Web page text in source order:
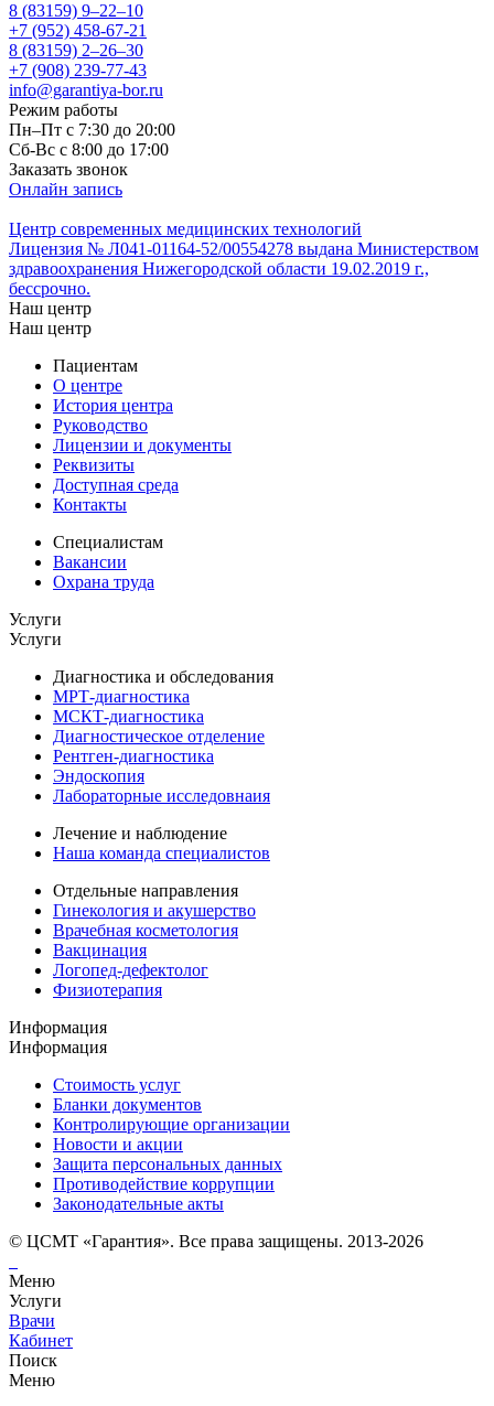
8 (83159) 9–22–10
+7 (952) 458-67-21
8 (83159) 2–26–30
+7 (908) 239-77-43
info@garantiya-bor.ru
Режим работы
Пн–Пт с 7:30 до 20:00
Cб-Вс с 8:00 до 17:00
Заказать звонок
Онлайн запись
Центр современных медицинских технологий
Лицензия № Л041-01164-52/00554278 выдана Министерством
здравоохранения Нижегородской области 19.02.2019 г.,
бессрочно.
Наш центр
Наш центр
Пациентам
О центре
История центра
Руководство
Лицензии и документы
Реквизиты
Доступная среда
Контакты
Специалистам
Вакансии
Охрана труда
Услуги
Услуги
Диагностика и обследования
МРТ-диагностика
МСКТ-диагностика
Диагностическое отделение
Рентген-диагностика
Эндоскопия
Лабораторные исследовнаия
Лечение и наблюдение
Наша команда специалистов
Отдельные направления
Гинекология и акушерство
Врачебная косметология
Вакцинация
Логопед-дефектолог
Физиотерапия
Информация
Информация
Стоимость услуг
Бланки документов
Контролирующие организации
Новости и акции
Защита персональных данных
Противодействие коррупции
Законодательные акты
© ЦСМТ «Гарантия». Все права защищены. 2013-2026
Меню
Услуги
Врачи
Кабинет
Поиск
Меню